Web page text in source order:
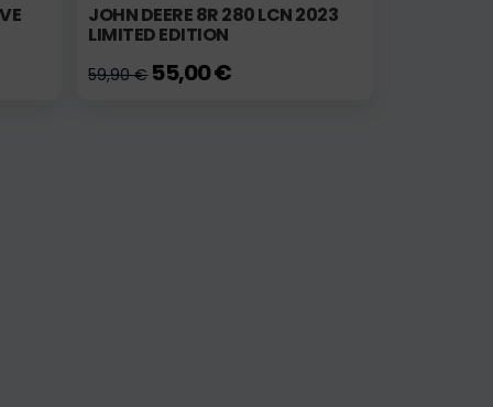
JOHN DEERE 8R 280 LCN 2023
LIMITED EDITION
59,90 €55,00 €